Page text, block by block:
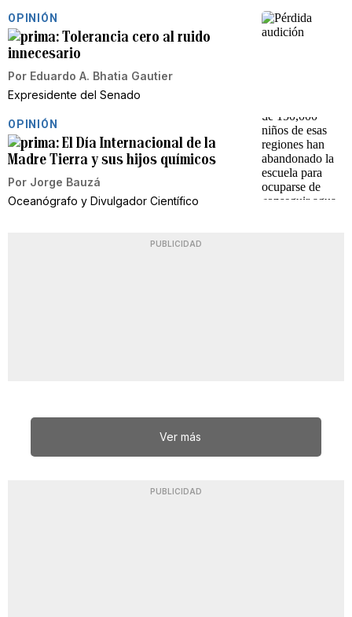
OPINIÓN
Tolerancia cero al ruido
innecesario
Por Eduardo A. Bhatia Gautier
Expresidente del Senado
OPINIÓN
El Día Internacional de la
Madre Tierra y sus hijos químicos
Por Jorge Bauzá
Oceanógrafo y Divulgador Científico
PUBLICIDAD
Ver más
PUBLICIDAD